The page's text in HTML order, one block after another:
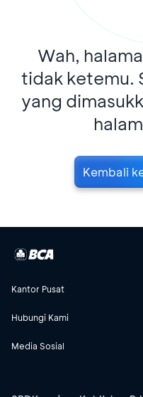
Wah,
tidak ketemu.
yang
Kembali
Kantor Pusat
Hubungi Kami
Media Sosial